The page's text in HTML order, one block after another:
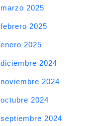
marzo 2025
febrero 2025
enero 2025
diciembre 2024
noviembre 2024
octubre 2024
septiembre 2024